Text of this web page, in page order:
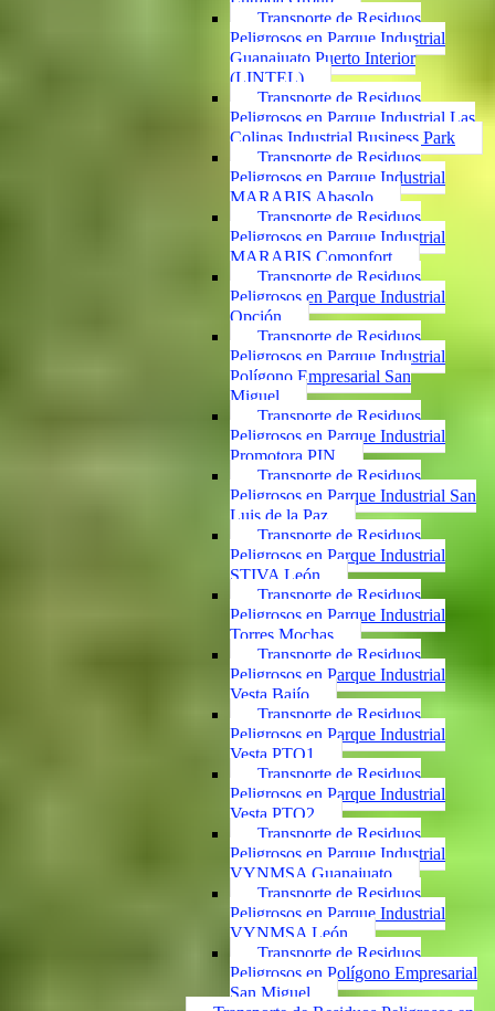
Transporte de Residuos
Peligrosos en Parque Industrial
Guanajuato Puerto Interior
(LINTEL)
Transporte de Residuos
Peligrosos en Parque Industrial Las
Colinas Industrial Business Park
Transporte de Residuos
Peligrosos en Parque Industrial
MARABIS Abasolo
Transporte de Residuos
Peligrosos en Parque Industrial
MARABIS Comonfort
Transporte de Residuos
Peligrosos en Parque Industrial
Opción
Transporte de Residuos
Peligrosos en Parque Industrial
Polígono Empresarial San
Miguel
Transporte de Residuos
Peligrosos en Parque Industrial
Promotora PIN
Transporte de Residuos
Peligrosos en Parque Industrial San
Luis de la Paz
Transporte de Residuos
Peligrosos en Parque Industrial
STIVA León
Transporte de Residuos
Peligrosos en Parque Industrial
Torres Mochas
Transporte de Residuos
Peligrosos en Parque Industrial
Vesta Bajío
Transporte de Residuos
Peligrosos en Parque Industrial
Vesta PTO1
Transporte de Residuos
Peligrosos en Parque Industrial
Vesta PTO2
Transporte de Residuos
Peligrosos en Parque Industrial
VYNMSA Guanajuato
Transporte de Residuos
Peligrosos en Parque Industrial
VYNMSA León
Transporte de Residuos
Peligrosos en Polígono Empresarial
San Miguel